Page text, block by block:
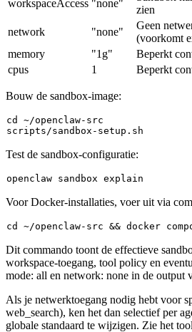
workspaceAccess "none"
zien
network
"none"
Geen
(voorkomt
memory
"1g"
Beperkt
cpus
1 Beperkt
Bouw de sandbox-image:
cd
~/openclaw-src
Test de sandbox-configuratie:
Voor Docker-installaties, voer uit via
cd ~/openclaw-src && docker
Dit commando toont de effectieve
workspace-toegang, tool policy en
mode: all en network: none in de output
Als je netwerktoegang nodig hebt voor
web_search), ken het dan selectief per
globale standaard te wijzigen. Zie het